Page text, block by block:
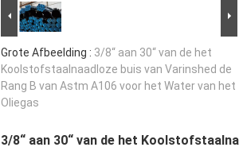
Grote Afbeelding : 3/8“ aan 30“ van de het
Koolstofstaalnaadloze buis van Varinshed de
Rang B van Astm A106 voor het Water van het
Oliegas
3/8“ aan 30“ van de het